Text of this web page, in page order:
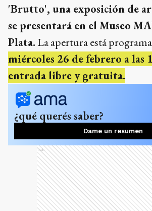
'Brutto', una exposición de
se presentará en el Museo
Plata. La apertura está
miércoles 26 de febrero a las
entrada libre y gratuita.
¿qué querés saber?
Dame un resumen
Ads